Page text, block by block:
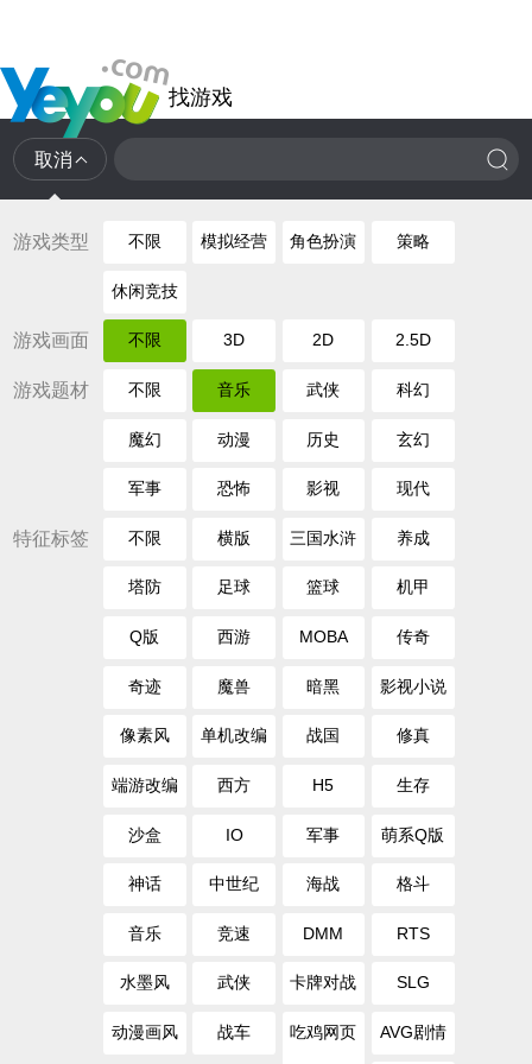
找游戏
取消
游戏类型 不限 模拟经营 角色扮演 策略
休闲竞技
游戏画面 不限 3D 2D 2.5D
游戏题材 不限 音乐 武侠 科幻
魔幻 动漫 历史 玄幻
军事 恐怖 影视 现代
特征标签 不限 横版 三国水浒 养成
塔防 足球 篮球 机甲
Q版 西游 MOBA 传奇
奇迹 魔兽 暗黑 影视小说
像素风 单机改编 战国 修真
端游改编 西方 H5 生存
沙盒 IO 军事 萌系Q版
神话 中世纪 海战 格斗
音乐 竞速 DMM RTS
水墨风 武侠 卡牌对战 SLG
动漫画风 战车 吃鸡网页 AVG剧情